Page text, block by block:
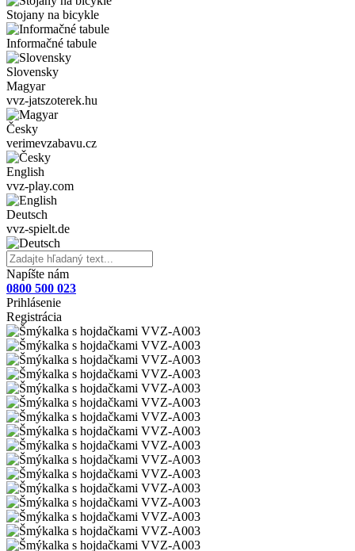
Stojany na bicykle
Informačné tabule
Slovensky
Magyar
vvz-jatszoterek.hu
Česky
verimevzabavu.cz
English
vvz-play.com
Deutsch
vvz-spielt.de
Napíšte nám
0800 500 023
Prihlásenie
Registrácia